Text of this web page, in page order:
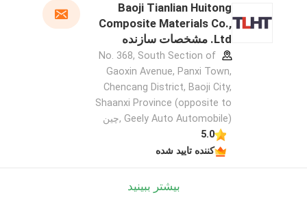
Baoji Tianlian Huitong
Composite Materials Co.,
Ltd. مشخصات سازنده
No. 368, South Section of
Gaoxin Avenue, Panxi Town,
Chencang District, Baoji City,
Shaanxi Province (opposite to
Geely Auto Automobile) ,چین
5.0
کننده تایید شده
بیشتر ببینید